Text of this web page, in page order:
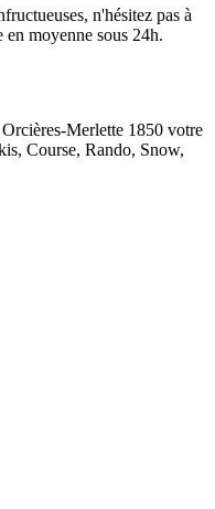
n'hésitez pas à
en moyenne sous 24h.
Merlette 1850 votre
Course, Rando, Snow,